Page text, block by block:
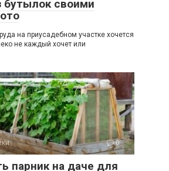
бутылок своими
на приусадебном участке хочется
не каждый хочет или
0
парник на даче для